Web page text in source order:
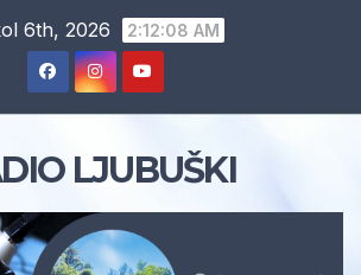
6th, 2026 2:12:09 AM
LJUBUŠKI